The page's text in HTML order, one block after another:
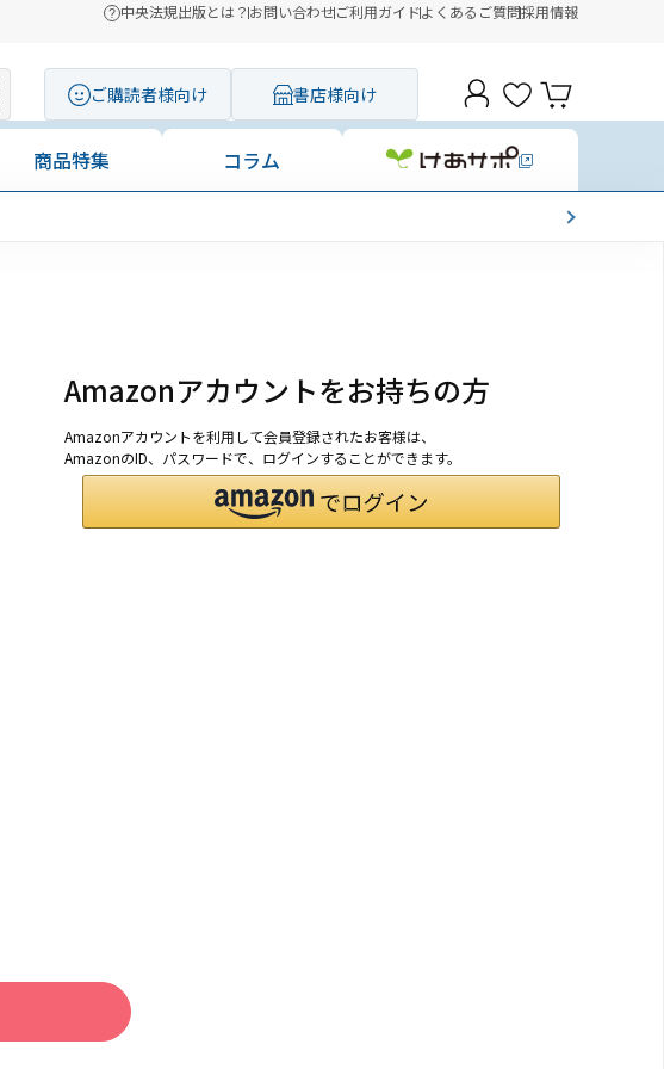
中央法規出版とは？お問い合わせご利用ガイドよくあるご質問採用情報
ご購読者様向け 書店様向け
商品特集 コラム
Amazonアカウントをお持ちの方
Amazonアカウントを利用して会員登録されたお客様は、
AmazonのID、パスワードで、ログインすることができます。